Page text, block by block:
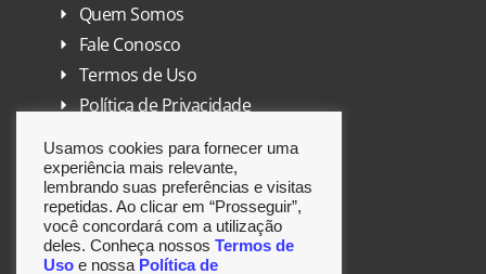
Quem Somos
Fale Conosco
Termos de Uso
Política de Privacidade
DPO
Siga-nos:
Usamos cookies para fornecer uma
experiência mais relevante,
lembrando suas preferências e visitas
repetidas. Ao clicar em “Prosseguir”,
você concordará com a utilização
deles. Conheça nossos Termos de
Uso e nossa Política de